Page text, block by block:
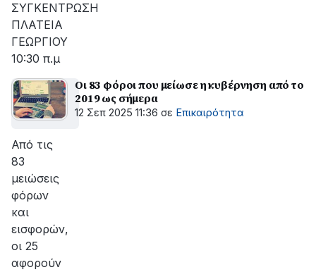
ΣΥΓΚΕΝΤΡΩΣΗ
ΠΛΑΤΕΙΑ
ΓΕΩΡΓΙΟΥ
10:30 π.μ
Οι 83 φόροι που μείωσε η κυβέρνηση από το
2019 ως σήμερα
12 Σεπ 2025 11:36 σε Επικαιρότητα
Από τις
83
μειώσεις
φόρων
και
εισφορών,
οι 25
αφορούν